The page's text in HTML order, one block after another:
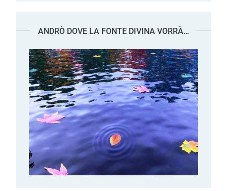
ANDRÒ DOVE LA FONTE DIVINA VORRÀ…